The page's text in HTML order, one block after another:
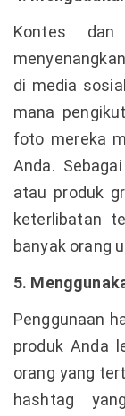
Kontes
di media
mana
foto mereka
Anda.
atau produk
keterlibatan
banyak orang
5.
Penggunaan
produk Anda
orang yang
hashtag